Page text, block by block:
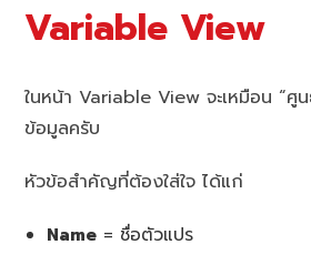
Variable View
ในหน้า Variable View จะเหมือน “
ข้อมูลครับ
หัวข้อสำคัญที่ต้องใส่ใจ ได้แก่
Name = ชื่อตัวแปร